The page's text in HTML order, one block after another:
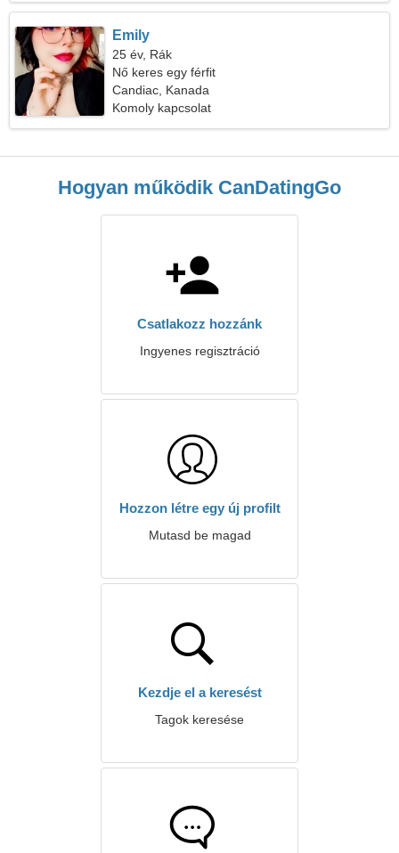
Emily
25 év, Rák
Nő keres egy férfit
Candiac, Kanada
Komoly kapcsolat
Hogyan működik CanDatingGo
Csatlakozz hozzánk
Ingyenes regisztráció
Hozzon létre egy új profilt
Mutasd be magad
Kezdje el a keresést
Tagok keresése